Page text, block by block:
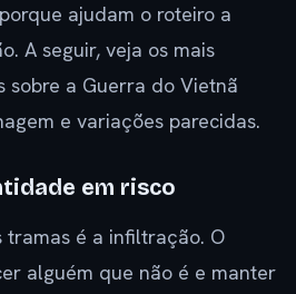
ajudam o roteiro a
A seguir, veja os mais
sobre a Guerra do Vietnã
e variações parecidas.
em risco
tramas é a infiltração. O
alguém que não é e manter